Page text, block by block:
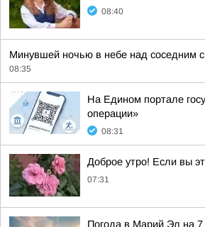
08:40
Минувшей ночью в небе над соседним
08:35
На Едином портале
операции»
08:31
Доброе утро! Если вы
07:31
Погода в Марий Эл на 7